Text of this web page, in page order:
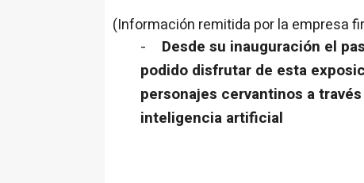
(Información remitida por la empresa
- Desde su inauguración el
podido disfrutar de esta
personajes cervantinos a
inteligencia artificial